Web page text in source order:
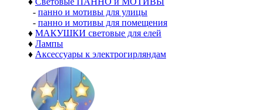
- панно и мотивы для улицы
- панно и мотивы для помещения
♦ МАКУШКИ световые для елей
♦ Лампы
♦ Аксессуары к электрогирляндам